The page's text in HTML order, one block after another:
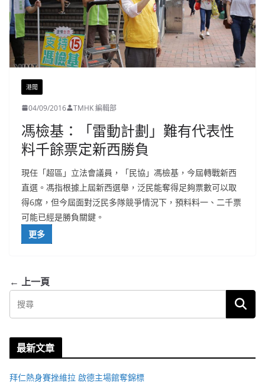
港聞
04/09/2016 TMHK 編輯部
馮檢基：「雷動計劃」難有代表性
料千餘票定新西勝負
現任「超區」立法會議員，「民協」馮檢基，今屆轉戰新西
直選。馮指根據上屆新西選舉，泛民能奪得足夠票數可以取
得6席，但今屆面對泛民多隊競爭情況下，預料料一、二千票
可能已經是勝負關鍵。
更多
← 上一頁
最新文章
拜仁熱身賽挫維拉 啟德主場館奪錦標